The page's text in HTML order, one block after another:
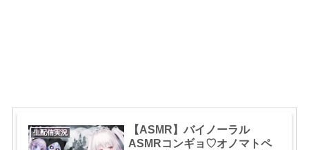
生配信実況
【ASMR】バイノーラル
ASMRコンギョ♡オノマトペ